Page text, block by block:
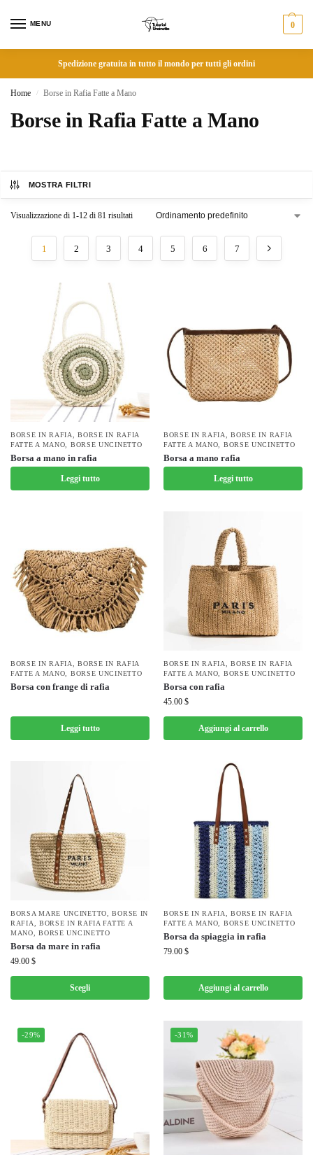
MENU 0
Spedizione gratuita in tutto il mondo per tutti gli ordini
Home / Borse in Rafia Fatte a Mano
Borse in Rafia Fatte a Mano
MOSTRA FILTRI
Visualizzazione di 1-12 di 81 risultati
1 2 3 4 5 6 7
BORSE IN RAFIA ,BORSE IN RAFIA
FATTE A MANO
BORSE UNCINETTO
Borsa a mano in rafia
Leggi tutto
BORSE IN RAFIA ,BORSE IN RAFIA
FATTE A MANO
BORSE UNCINETTO
Borsa a mano rafia
Leggi tutto
BORSE IN RAFIA ,BORSE IN RAFIA
FATTE A MANO
BORSE UNCINETTO
Borsa con frange di rafia
Leggi tutto
BORSE IN RAFIA ,BORSE IN RAFIA
FATTE A MANO
BORSE UNCINETTO
Borsa con rafia
45.00 $
Aggiungi al carrello
BORSA MARE UNCINETTO ,BORSE IN
RAFIA
BORSE IN RAFIA FATTE A
MANO ,BORSE UNCINETTO
Borsa da mare in rafia
49.00 $
Scegli
BORSE IN RAFIA ,BORSE IN RAFIA
FATTE A MANO
BORSE UNCINETTO
Borsa da spiaggia in rafia
79.00 $
Aggiungi al carrello
-29% -31%